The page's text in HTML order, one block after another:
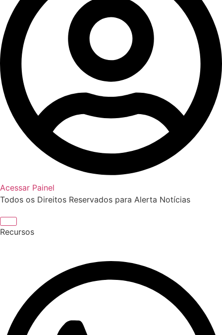
Acessar Painel
Todos os Direitos Reservados para Alerta Notícias
Recursos